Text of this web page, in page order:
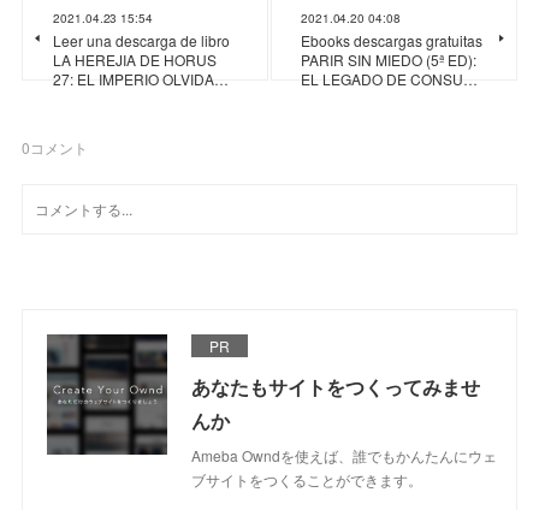
2021.04.23 15:54
Leer una descarga de libro
LA HEREJIA DE HORUS
27: EL IMPERIO OLVIDA…
2021.04.20 04:08
Ebooks descargas gratuitas
PARIR SIN MIEDO (5ª ED):
EL LEGADO DE CONSU…
0コメント
PR
あなたもサイトをつくってみませ
んか
Ameba Owndを使えば、誰でもかんたんにウェ
ブサイトをつくることができます。